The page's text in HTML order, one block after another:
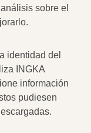
sobre el
identidad del
INGKA
información
pudiesen